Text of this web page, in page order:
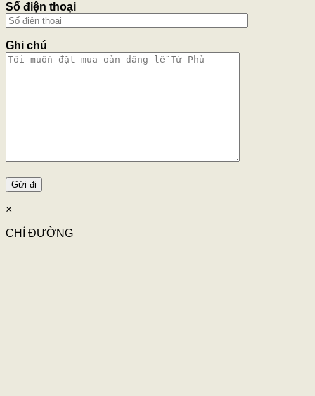
Số điện thoại
Ghi chú
×
CHỈ ĐƯỜNG